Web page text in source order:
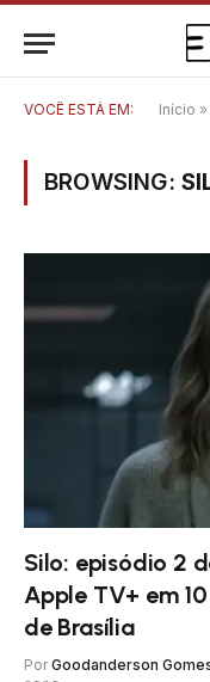
VOCÊ ESTÁ EM: Início »
BROWSING:
Silo: episódio 2
Apple TV+ em
de Brasília
Por Goodanderson